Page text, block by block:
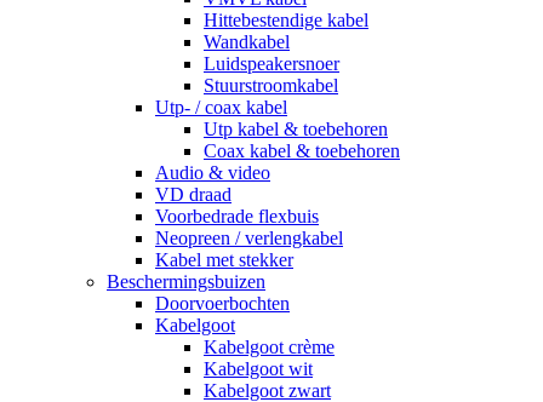
Hittebestendige kabel
Wandkabel
Luidspeakersnoer
Stuurstroomkabel
Utp- / coax kabel
Utp kabel & toebehoren
Coax kabel & toebehoren
Audio & video
VD draad
Voorbedrade flexbuis
Neopreen / verlengkabel
Kabel met stekker
Beschermingsbuizen
Doorvoerbochten
Kabelgoot
Kabelgoot crème
Kabelgoot wit
Kabelgoot zwart